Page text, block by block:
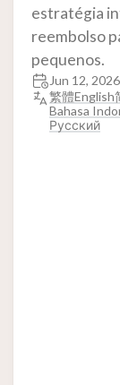
estratégia
reembolso
pequenos.
Jun 12, 2026
繁體English
Bahasa
Русский